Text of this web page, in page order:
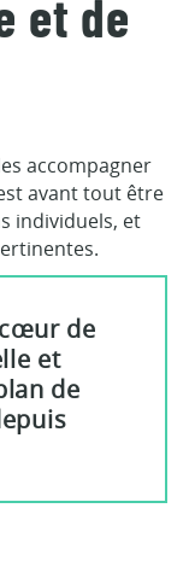
et de
accompagner
avant tout être
individuels, et
de
et
de